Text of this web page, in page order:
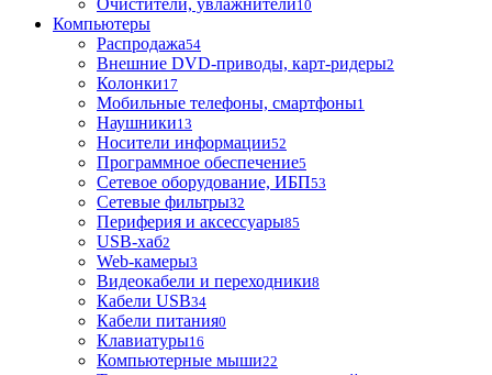
Очистители, увлажнители10
Компьютеры
Распродажа54
Внешние DVD-приводы, карт-ридеры2
Колонки17
Мобильные телефоны, смартфоны1
Наушники13
Носители информации52
Программное обеспечение5
Сетевое оборудование, ИБП53
Сетевые фильтры32
Периферия и аксессуары85
USB-хаб2
Web-камеры3
Видеокабели и переходники8
Кабели USB34
Кабели питания0
Клавиатуры16
Компьютерные мыши22